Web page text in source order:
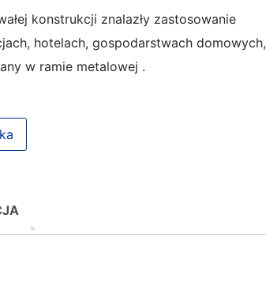
konstrukcji znalazły zastosowanie
hotelach, gospodarstwach domowych,
w ramie metalowej .